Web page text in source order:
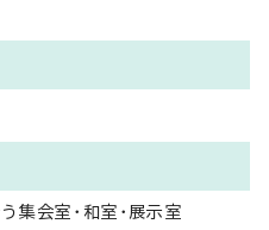
集会室・和室・展示室